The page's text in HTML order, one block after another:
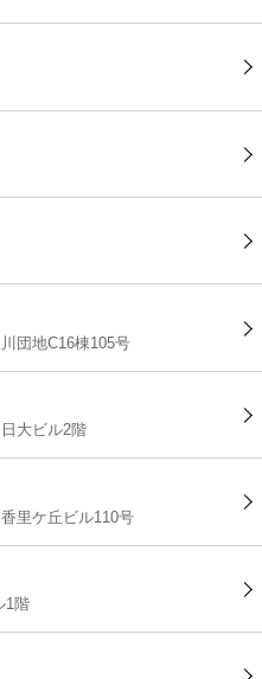
団地C16棟105号
大ビル2階
里ケ丘ビル110号
1階